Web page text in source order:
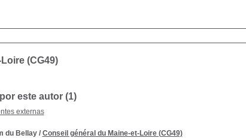
(CG49)
este autor (1)
externas
du Bellay/ Conseil général du Maine-et-Loire (CG49)